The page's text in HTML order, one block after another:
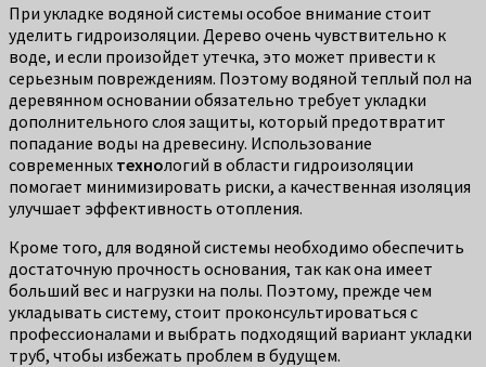
При укладке водяной системы особое внимание стоит
уделить гидроизоляции. Дерево очень чувствительно к
воде, и если произойдет утечка, это может привести к
серьезным повреждениям. Поэтому водяной теплый пол на
деревянном основании обязательно требует укладки
дополнительного слоя защиты, который предотвратит
попадание воды на древесину. Использование
современных технологий в области гидроизоляции
помогает минимизировать риски, а качественная изоляция
улучшает эффективность отопления.
Кроме того, для водяной системы необходимо обеспечить
достаточную прочность основания, так как она имеет
больший вес и нагрузки на полы. Поэтому, прежде чем
укладывать систему, стоит проконсультироваться с
профессионалами и выбрать подходящий вариант укладки
труб, чтобы избежать проблем в будущем.